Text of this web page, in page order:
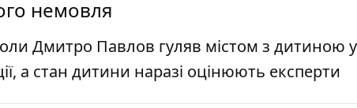
немовля
Дмитро Павлов гуляв містом з дитиною
а стан дитини наразі оцінюють експерти